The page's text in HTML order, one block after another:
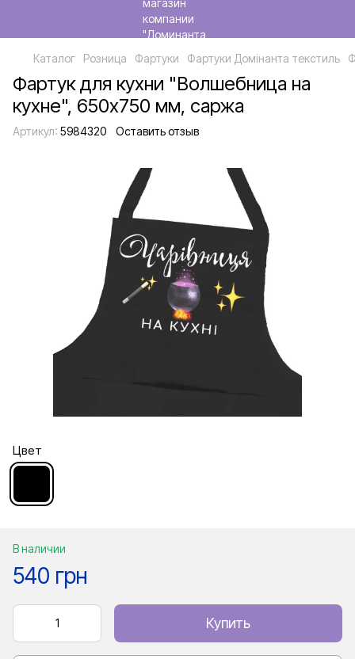
Каталог Розница Фартуки Фартуки Домінанта текстиль
Фартук для кухни "Волшебница на
кухне", 650х750 мм, саржа
Артикул: 5984320 Оставить отзыв
Цвет
В наличии
540 грн
Купить